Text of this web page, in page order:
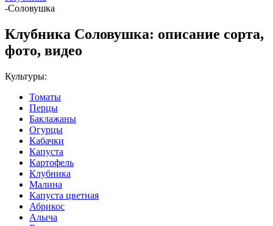
-Соловушка
Клубника Соловушка: описание сорта,
фото, видео
Культуры:
Томаты
Перцы
Баклажаны
Огурцы
Кабачки
Капуста
Картофель
Клубника
Малина
Капуста цветная
Абрикос
Алыча